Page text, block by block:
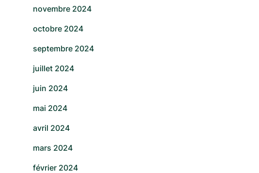
novembre 2024
octobre 2024
septembre 2024
juillet 2024
juin 2024
mai 2024
avril 2024
mars 2024
février 2024